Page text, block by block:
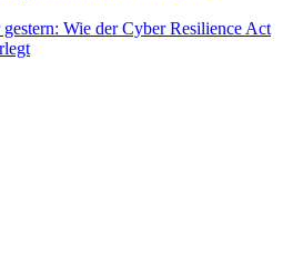
Wie der Cyber Resilience Act